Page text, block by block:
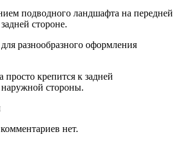
подводного ландшафта на передней
стороне.
разнообразного оформления
просто крепится к задней
наружной стороны.
нет.